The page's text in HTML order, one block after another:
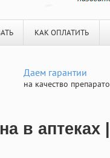
КАК ОПЛАТИТЬ
Даем гарантии
на качество
в аптеках